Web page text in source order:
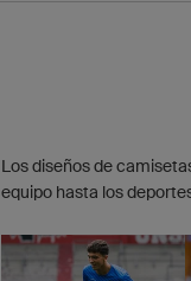
Los diseños de
equipo hasta los